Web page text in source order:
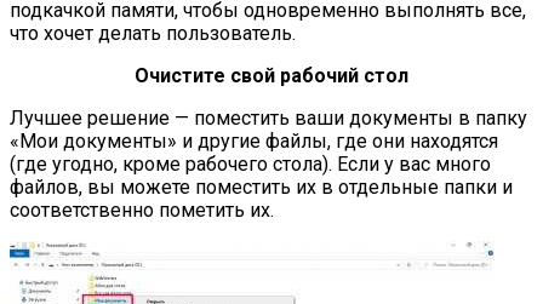
подкачкой памяти, чтобы одновременно выполнять все,
что хочет делать пользователь.
Очистите свой рабочий стол
Лучшее решение — поместить ваши документы в папку
«Мои документы» и другие файлы, где они находятся
(где угодно, кроме рабочего стола). Если у вас много
файлов, вы можете поместить их в отдельные папки и
соответственно пометить их.